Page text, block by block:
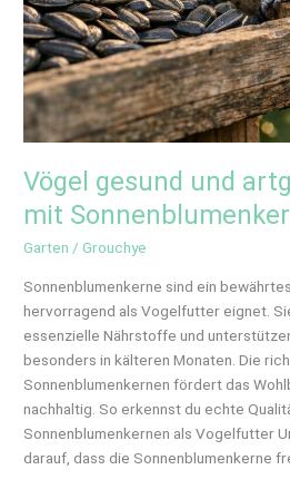
Vögel gesund und
mit
Garten /Grouchye
Sonnenblumenkerne sind ein
hervorragend als Vogelfutter eignet.
essenzielle Nährstoffe und
besonders in kälteren Monaten. Die
Sonnenblumenkernen fördert das
nachhaltig. So erkennst du echte
Sonnenblumenkernen als Vogelfutter
darauf, dass die Sonnenblumenkerne